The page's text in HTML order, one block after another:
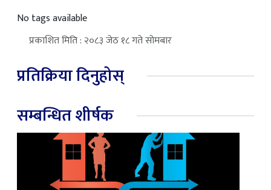
No tags available
प्रकाशित मिति : २०८३ जेठ १८ गते सोमबार
प्रतिक्रिया दिनुहोस्
सम्बन्धित शीर्षक